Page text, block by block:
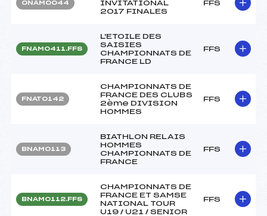
ONAM0044
INVITATIONAL
2017 FINALES
FFS
FNAM0411.FFS
L'ETOILE DES
SAISIES
CHAMPIONNATS DE
FRANCE LD
FFS
FNAT0142
CHAMPIONNATS DE
FRANCE DES CLUBS
2ème DIVISION
HOMMES
FFS
BNAM0113
BIATHLON RELAIS
HOMMES
CHAMPIONNATS DE
FRANCE
FFS
BNAM0112.FFS
CHAMPIONNATS DE
FRANCE ET SAMSE
NATIONAL TOUR
U19 / U21 / SENIOR
FFS